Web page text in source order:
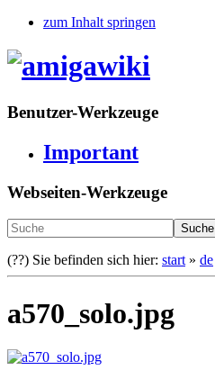
zum Inhalt springen
Benutzer-Werkzeuge
Important
Webseiten-Werkzeuge
Suche
(??) Sie befinden sich hier: start» de
a570_solo.jpg